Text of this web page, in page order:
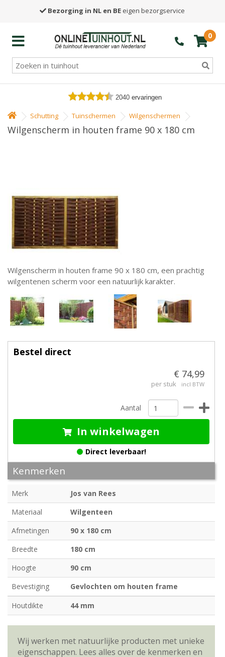
Bezorging in NL en BE eigen bezorgservice
0
2040 ervaringen
Schutting Tuinschermen Wilgenschermen
Wilgenscherm in houten frame 90 x 180 cm
Wilgenscherm in houten frame 90 x 180 cm, een prachtig
wilgentenen scherm voor een natuurlijk karakter.
Bestel direct
€ 74,99
per stuk incl BTW
Aantal
In winkelwagen
Direct leverbaar!
Kenmerken
Merk
Jos van Rees
Materiaal
Wilgenteen
Afmetingen
90 x 180 cm
Breedte
180 cm
Hoogte
90 cm
Bevestiging
Gevlochten om houten frame
Houtdikte
44 mm
Wij werken met natuurlijke producten met unieke
eigenschappen. Lees alles over de kenmerken en